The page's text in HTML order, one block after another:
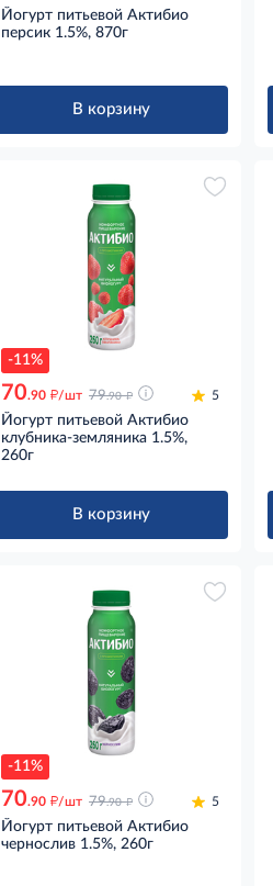
Йогурт питьевой Актибио
персик 1.5%, 870г
В корзину
-11%
70.90 д/шт 79.90 д 5
Йогурт питьевой Актибио
клубника-земляника 1.5%,
260г
В корзину
-11%
70.90 д/шт 79.90 д 5
Йогурт питьевой Актибио
чернослив 1.5%, 260г